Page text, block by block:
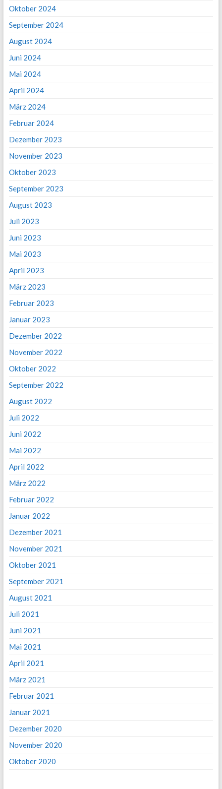
Oktober 2024
September 2024
August 2024
Juni 2024
Mai 2024
April 2024
März 2024
Februar 2024
Dezember 2023
November 2023
Oktober 2023
September 2023
August 2023
Juli 2023
Juni 2023
Mai 2023
April 2023
März 2023
Februar 2023
Januar 2023
Dezember 2022
November 2022
Oktober 2022
September 2022
August 2022
Juli 2022
Juni 2022
Mai 2022
April 2022
März 2022
Februar 2022
Januar 2022
Dezember 2021
November 2021
Oktober 2021
September 2021
August 2021
Juli 2021
Juni 2021
Mai 2021
April 2021
März 2021
Februar 2021
Januar 2021
Dezember 2020
November 2020
Oktober 2020